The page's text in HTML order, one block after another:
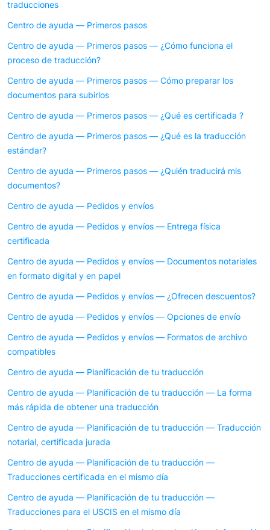
traducciones
Centro de ayuda — Primeros pasos
Centro de ayuda — Primeros pasos — ¿Cómo funciona el
proceso de traducción?
Centro de ayuda — Primeros pasos — Cómo preparar los
documentos para subirlos
Centro de ayuda — Primeros pasos — ¿Qué es certificada ?
Centro de ayuda — Primeros pasos — ¿Qué es la traducción
estándar?
Centro de ayuda — Primeros pasos — ¿Quién traducirá mis
documentos?
Centro de ayuda — Pedidos y envíos
Centro de ayuda — Pedidos y envíos — Entrega física
certificada
Centro de ayuda — Pedidos y envíos — Documentos notariales
en formato digital y en papel
Centro de ayuda — Pedidos y envíos — ¿Ofrecen descuentos?
Centro de ayuda — Pedidos y envíos — Opciones de envío
Centro de ayuda — Pedidos y envíos — Formatos de archivo
compatibles
Centro de ayuda — Planificación de tu traducción
Centro de ayuda — Planificación de tu traducción — La forma
más rápida de obtener una traducción
Centro de ayuda — Planificación de tu traducción — Traducción
notarial, certificada jurada
Centro de ayuda — Planificación de tu traducción —
Traducciones certificada en el mismo día
Centro de ayuda — Planificación de tu traducción —
Traducciones para el USCIS en el mismo día